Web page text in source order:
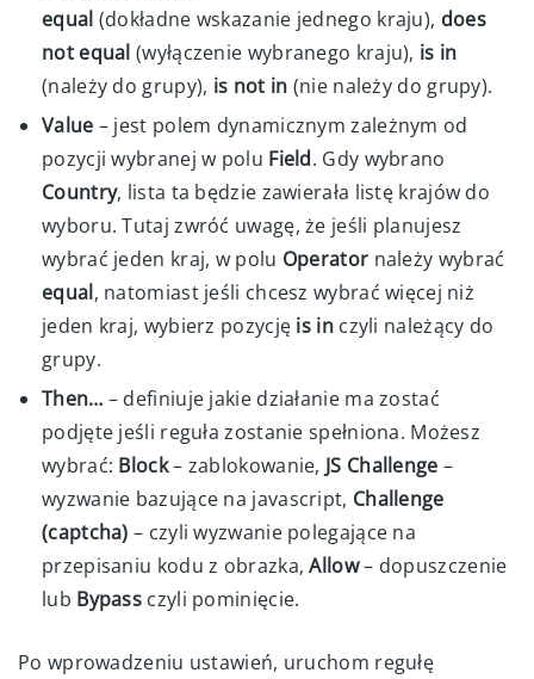
equal (dokładne wskazanie jednego kraju), does
not equal (wyłączenie wybranego kraju), is in
(należy do grupy), is not in (nie należy do grupy).
Value – jest polem dynamicznym zależnym od
pozycji wybranej w polu Field. Gdy wybrano
Country, lista ta będzie zawierała listę krajów do
wyboru. Tutaj zwróć uwagę, że jeśli planujesz
wybrać jeden kraj, w polu Operator należy wybrać
equal, natomiast jeśli chcesz wybrać więcej niż
jeden kraj, wybierz pozycję is inczyli należący do
grupy.
Then… – definiuje jakie działanie ma zostać
podjęte jeśli reguła zostanie spełniona. Możesz
wybrać: Block– zablokowanie, JS Challenge –
wyzwanie bazujące na javascript, Challenge
(captcha) – czyli wyzwanie polegające na
przepisaniu kodu z obrazka,Allow– dopuszczenie
lub Bypass czyli pominięcie.
Po wprowadzeniu ustawień, uruchom regułę